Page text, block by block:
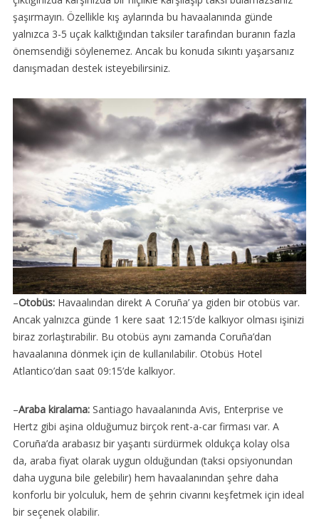
şaşırmayın. Özellikle kış aylarında bu havaalanında günde
yalnızca 3-5 uçak kalktığından taksiler tarafından buranın fazla
önemsendiği söylenemez. Ancak bu konuda sıkıntı yaşarsanız
danışmadan destek isteyebilirsiniz.
–Otobüs:Havaalından direkt A Coruña’ ya giden bir otobüs var.
Ancak yalnızca günde 1 kere saat 12:15’de kalkıyor olması işinizi
biraz zorlaştırabilir. Bu otobüs aynı zamanda Coruña’dan
havaalanına dönmek için de kullanılabilir. Otobüs Hotel
Atlantico’dan saat 09:15’de kalkıyor.
–Araba kiralama:Santiago havaalanında Avis, Enterprise ve
Hertz gibi aşina olduğumuz birçok rent-a-car firması var. A
Coruña’da arabasız bir yaşantı sürdürmek oldukça kolay olsa
da, araba fiyat olarak uygun olduğundan (taksi opsiyonundan
daha uyguna bile gelebilir) hem havaalanından şehre daha
konforlu bir yolculuk, hem de şehrin civarını keşfetmek için ideal
bir seçenek olabilir.